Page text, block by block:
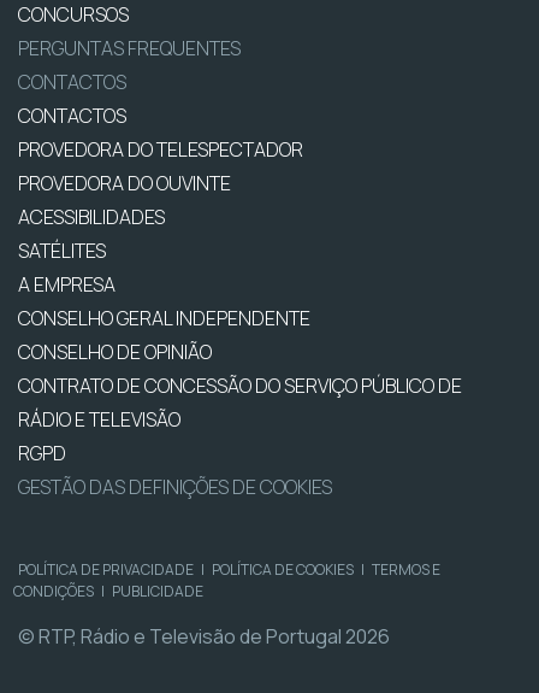
CONCURSOS
PERGUNTAS FREQUENTES
CONTACTOS
CONTACTOS
PROVEDORA DO TELESPECTADOR
PROVEDORA DO OUVINTE
ACESSIBILIDADES
SATÉLITES
A EMPRESA
CONSELHO GERAL INDEPENDENTE
CONSELHO DE OPINIÃO
CONTRATO DE CONCESSÃO DO SERVIÇO PÚBLICO DE
RÁDIO E TELEVISÃO
RGPD
GESTÃO DAS DEFINIÇÕES DE COOKIES
POLÍTICA DE PRIVACIDADE | POLÍTICA DE COOKIES | TERMOS E
CONDIÇÕES | PUBLICIDADE
© RTP, Rádio e Televisão de Portugal 2026